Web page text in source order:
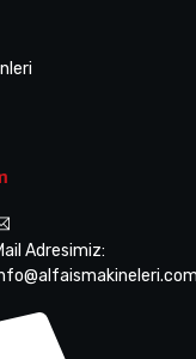
Adresimiz: